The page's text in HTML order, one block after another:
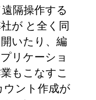
隔操作する
が と全く同
いたり、編
リケーショ
もこなすこ
ント作成が